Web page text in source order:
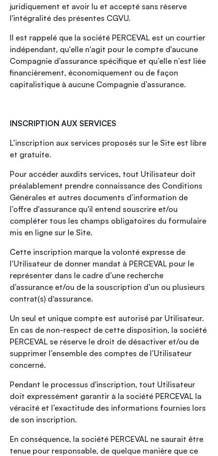
juridiquement et avoir lu et accepté sans réserve
l'intégralité des présentes CGVU.
Il est rappelé que la société PERCEVAL est un courtier
indépendant, qu'elle n'agit pour le compte d'aucune
Compagnie d’assurance spécifique et qu’elle n’est liée
financièrement, économiquement ou de façon
capitalistique à aucune Compagnie d’assurance.
INSCRIPTION AUX SERVICES
L’inscription aux services proposés sur le Site est libre
et gratuite.
Pour accéder auxdits services, tout Utilisateur doit
préalablement prendre connaissance des Conditions
Générales et autres documents d’information de
l’offre d'assurance qu'il entend souscrire et/ou
compléter tous les champs obligatoires du formulaire
mis en ligne sur le Site.
Cette inscription marque la volonté expresse de
l’Utilisateur de donner mandat à PERCEVAL pour le
représenter dans le cadre d’une recherche
d’assurance et/ou de la souscription d’un ou plusieurs
contrat(s) d‘assurance.
Un seul et unique compte est autorisé par Utilisateur.
En cas de non-respect de cette disposition, la société
PERCEVAL se réserve le droit de désactiver et/ou de
supprimer l’ensemble des comptes de l’Utilisateur
concerné.
Pendant le processus d'inscription, tout Utilisateur
doit expressément garantir à la société PERCEVAL la
véracité et l’exactitude des informations fournies lors
de son inscription.
En conséquence, la société PERCEVAL ne saurait être
tenue pour responsable, de quelque manière que ce